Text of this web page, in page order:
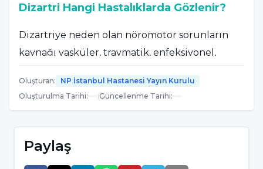
Dizartri Hangi Hastalıklarda Gözlenir?
Dizartriye neden olan nöromotor sorunların
kaynağı vasküler, travmatik, enfeksiyonel,
çevresel sinir sistemindeki farklı lezyon ve
yetişkinler için beyin krizi (stroke), beyin
travması gibi beyin hasarlarına bağlı olarak
Oluşturan:
NP İstanbul Hastanesi Yayın Kurulu
Oluşturulma Tarihi: |Güncellenme Tarihi:
Paylaş